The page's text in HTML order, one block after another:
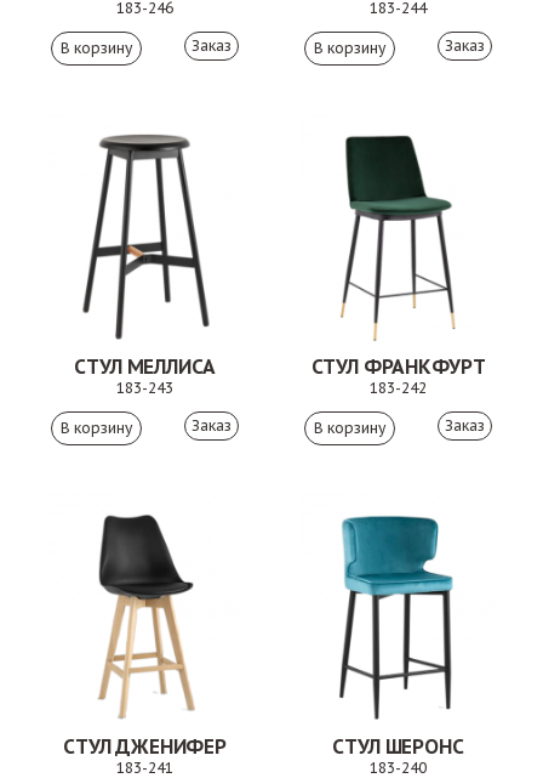
183-246
Заказ
183-244
Заказ
СТУЛ МЕЛЛИСА
183-243
Заказ
СТУЛ ФРАНКФУРТ
183-242
Заказ
СТУЛ ДЖЕНИФЕР
183-241
СТУЛ ШЕРОНС
183-240